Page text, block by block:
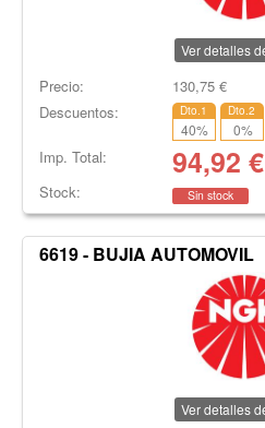
Ver detalles
Precio: 130,75€
Descuentos:
Dto.1
40%
Dto.2
0%
Imp. Total: 94,92 €
Stock: Sin stock
6619 - BUJIA AUTOMOVIL
Ver detalles